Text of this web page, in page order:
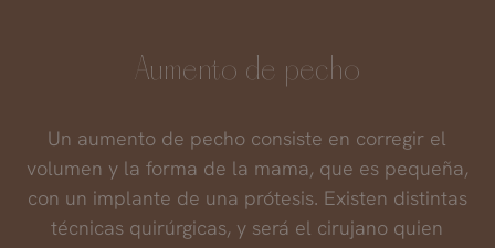
Aumento de pecho
Un aumento de pecho consiste en corregir el
volumen y la forma de la mama, que es pequeña,
con un implante de una prótesis. Existen distintas
técnicas quirúrgicas, y será el cirujano quien